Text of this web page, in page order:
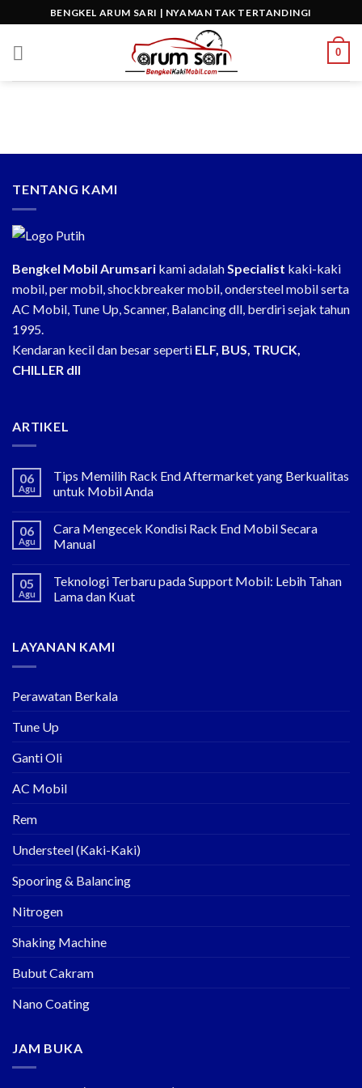
to
content
BENGKEL ARUM SARI | NYAMAN TAK TERTANDINGI
0
TENTANG KAMI
Bengkel Mobil Arumsari kami adalahSpecialist kaki-kaki
mobil, per mobil, shockbreaker mobil, ondersteel mobil serta
AC Mobil, Tune Up, Scanner, Balancing dll, berdiri sejak tahun
1995.
Kendaran kecil dan besar seperti ELF, BUS, TRUCK,
CHILLER dll
ARTIKEL
06
Agu
Tips Memilih Rack End Aftermarket yang Berkualitas
untuk Mobil Anda
06
Agu
Cara Mengecek Kondisi Rack End Mobil Secara
Manual
05
Agu
Teknologi Terbaru pada Support Mobil: Lebih Tahan
Lama dan Kuat
LAYANAN KAMI
Perawatan Berkala
Tune Up
Ganti Oli
AC Mobil
Rem
Understeel (Kaki-Kaki)
Spooring & Balancing
Nitrogen
Shaking Machine
Bubut Cakram
Nano Coating
JAM BUKA